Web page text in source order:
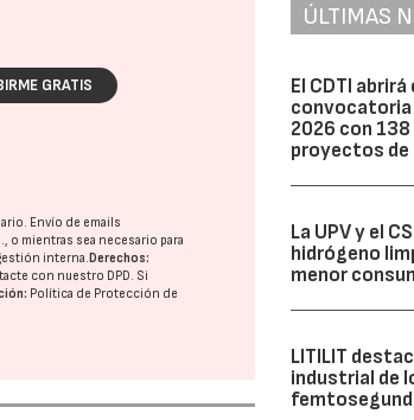
GRATIS
Envío de emails
o mientras sea necesario para
interna. Derechos:
con nuestro DPD. Si
Política de Protección de
ÚLTIMAS
El CDTI
convocatoria
2026 con
proyectos de
La UPV y el
hidrógeno
menor
LITILIT
industrial de